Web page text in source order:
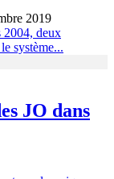
2019
2004, deux
système...
JO dans